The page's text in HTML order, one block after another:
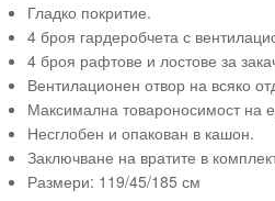
Гладко покритие.
4 броя гардеробчета с
4 броя рафтове и лостове за
Вентилационен отвор на всяко
Максимална товароносимост на
Несглобен и опакован в кашон.
Заключване на вратите в
Размери: 119/45/185 см